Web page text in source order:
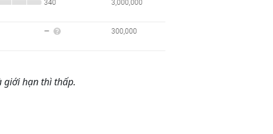
giới hạn thì thấp.